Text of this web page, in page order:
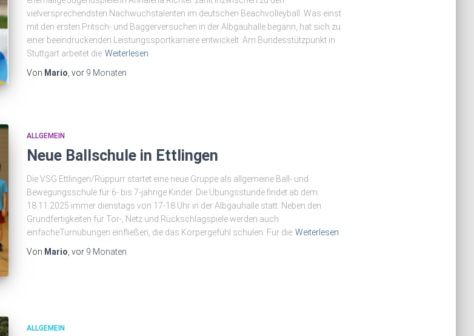
vielversprechendsten Nachwuchstalenten im deutschen Beachvolleyball. Was einst
mit den ersten Pritsch- und Baggerversuchen in der Albgauhalle begann, hat sich zu
einer beeindruckenden Leistungssportkarriere entwickelt. Am Bundesstützpunkt in
Stuttgart arbeitet die Weiterlesen
Von Mario, vor 9 Monaten
ALLGEMEIN
Neue Ballschule in Ettlingen
Die VSG Ettlingen/Rüppurr startet eine neue Gruppe als allgemeine Ball- und
Bewegungsschule für 6- bis 7-jährige Kinder. Die Übungsstunde findet ab dem
18.11.2025 immer dienstags von 17-18 Uhr in der Albgauhalle statt. Neben den
Grundfertigkeiten für Tor-, Netz und Rückschlagspiele werden auch
einfacheTurnübungen einfließen, die das Körpergefühl schulen. Für die Weiterlesen
Von Mario , vor 9 Monaten
ALLGEMEIN